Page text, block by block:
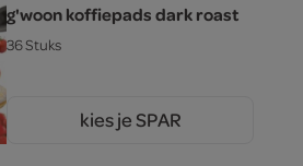
g'woon koffiepads dark roast
36 Stuks
kies je SPAR